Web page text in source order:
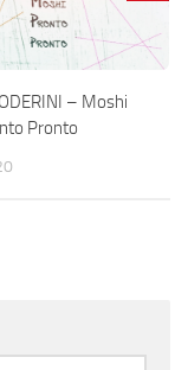
– Moshi
Pronto